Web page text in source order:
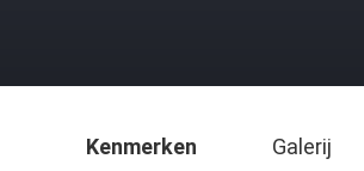
Kenmerken Galerij